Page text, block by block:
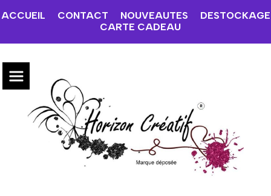
ACCUEIL CONTACT NOUVEAUTES
DESTOCKAGE
CARTE CADEAU